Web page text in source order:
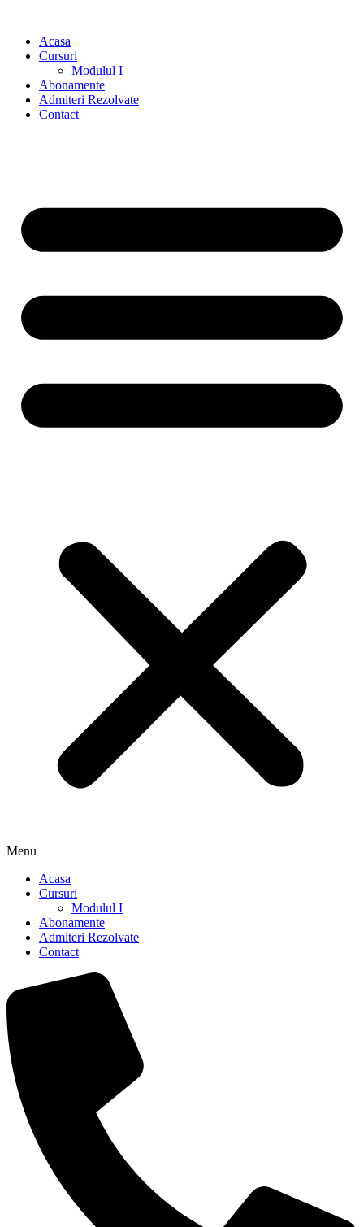
Acasa
Cursuri
Modulul I
Abonamente
Admiteri Rezolvate
Contact
Menu
Acasa
Cursuri
Modulul I
Abonamente
Admiteri Rezolvate
Contact